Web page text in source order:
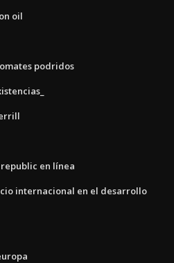
oil
podridos
en línea
internacional en el desarrollo